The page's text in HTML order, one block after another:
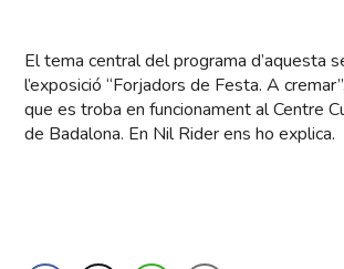
El tema central del programa d’aquesta
l’exposició “Forjadors de Festa. A
que es troba en funcionament al Centre
de Badalona. En Nil Rider ens ho explica.